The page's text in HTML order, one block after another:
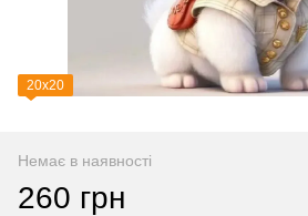
20х20
Немає в наявності
260 грн